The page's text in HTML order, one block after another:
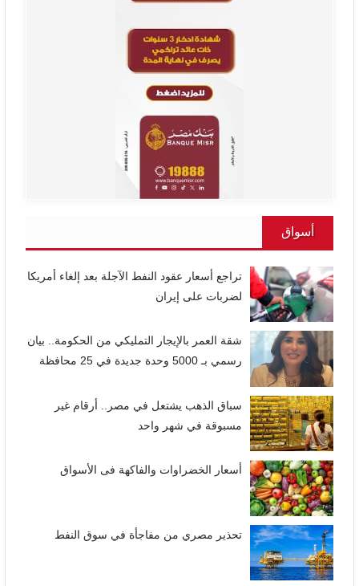
أسواق
تراجع أسعار عقود النفط الآجلة بعد إلغاء أمريكا
لضربات على إيران
شقة العمر بالإيجار التمليكي من الحكومة.. بيان
رسمي بـ 5000 وحدة جديدة في 25 محافظة
سباق الذهب يشتعل في مصر.. أرقام غير
مسبوقة في شهر واحد
أسعار الخضراوات والفاكهة فى الأسواق
تحذير مصري من مفاجأة في سوق النفط